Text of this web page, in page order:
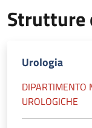
Strutture
Urologia
DIPARTIMENTO
UROLOGICHE